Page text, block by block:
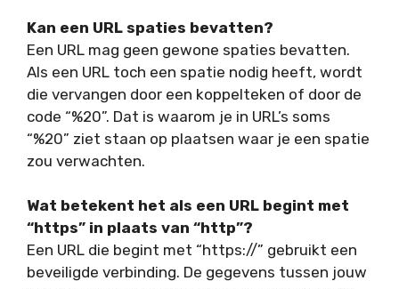
Kan een URL spaties bevatten?
Een URL mag geen gewone spaties bevatten.
Als een URL toch een spatie nodig heeft, wordt
die vervangen door een koppelteken of door de
code “%20”. Dat is waarom je in URL’s soms
“%20” ziet staan op plaatsen waar je een spatie
zou verwachten.
Wat betekent het als een URL begint met
“https” in plaats van “http”?
Een URL die begint met “https://” gebruikt een
beveiligde verbinding. De gegevens tussen jouw